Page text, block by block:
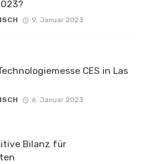
9. Januar 2023
CES in Las
6. Januar 2023
Bilanz für